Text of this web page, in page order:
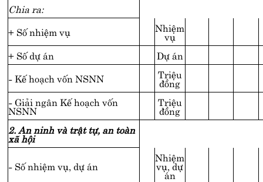
Chia ra:
+ Số nhiệm vụ
Nhiệm
vụ
+ Số dự án
Dự án
- Kế hoạch vốn NSNN
Triệu
đồng
- Giải ngân Kế hoạch vốn
NSNN
Triệu
đồng
2. An ninh và trật tự, an toàn
xã hội
- Số nhiệm vụ, dự án
Nhiệm
vụ, dự
án